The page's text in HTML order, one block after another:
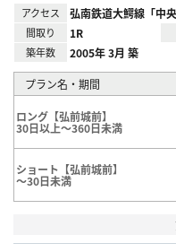
アクセス 弘南鉄道大鰐線「中
間取り 1R
築年数 2005年 3月 築
プラン名・期間
ロング【弘前城前】
30日以上～360日未満
ショート【弘前城前】
～30日未満